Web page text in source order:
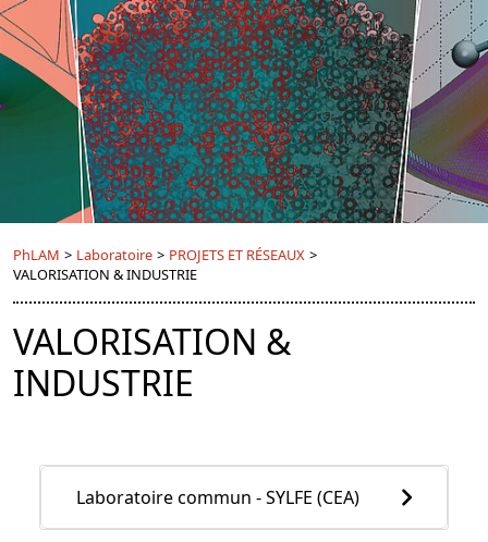
PhLAM > Laboratoire > PROJETS ET RÉSEAUX >
VALORISATION & INDUSTRIE
VALORISATION &
INDUSTRIE
Laboratoire commun - SYLFE (CEA)